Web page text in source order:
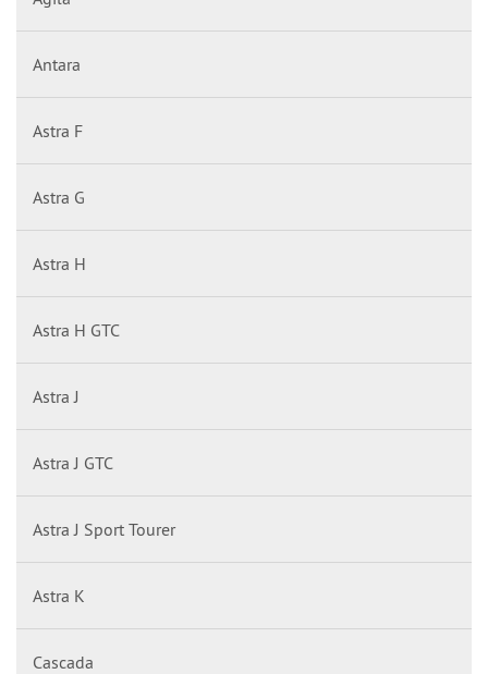
Antara
Astra F
Astra G
Astra H
Astra H GTC
Astra J
Astra J GTC
Astra J Sport Tourer
Astra K
Cascada